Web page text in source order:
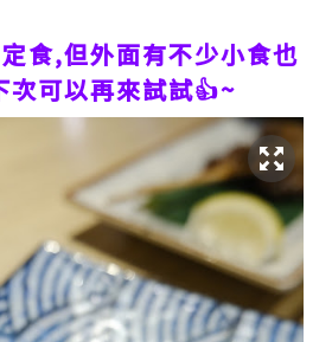
食,但外面有不少小食也
次可以再來試試👍~